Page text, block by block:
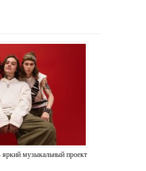
музыкальный проект